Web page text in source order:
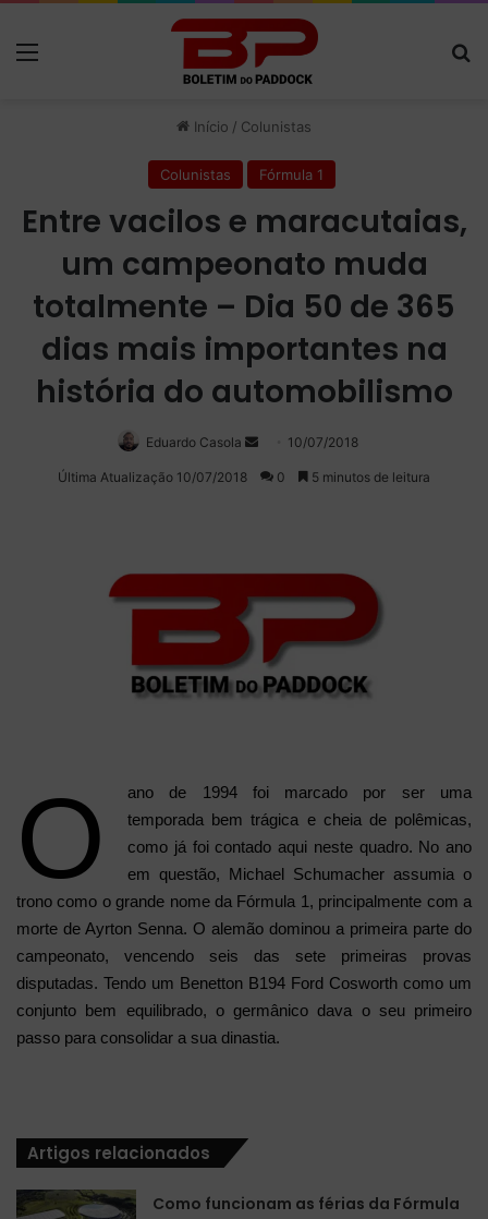
Início / Colunistas
Colunistas Fórmula 1
Entre vacilos e maracutaias,
um campeonato muda
totalmente – Dia 50 de 365
dias mais importantes na
história do automobilismo
Eduardo Casola
Mande
um
10/07/2018
Última Atualização 10/07/2018 0 5 minutos de leitura
O
ano de 1994 foi marcado por ser uma
temporada bem trágica e cheia de polêmicas,
como já foi contado aqui neste quadro. No ano
em questão, Michael Schumacher assumia o
trono como o grande nome da Fórmula 1, principalmente com a
morte de Ayrton Senna. O alemão dominou a primeira parte do
campeonato, vencendo seis das sete primeiras provas
disputadas. Tendo um Benetton B194 Ford Cosworth como um
conjunto bem equilibrado, o germânico dava o seu primeiro
passo para consolidar a sua dinastia.
Artigos relacionados
Como funcionam as férias da Fórmula